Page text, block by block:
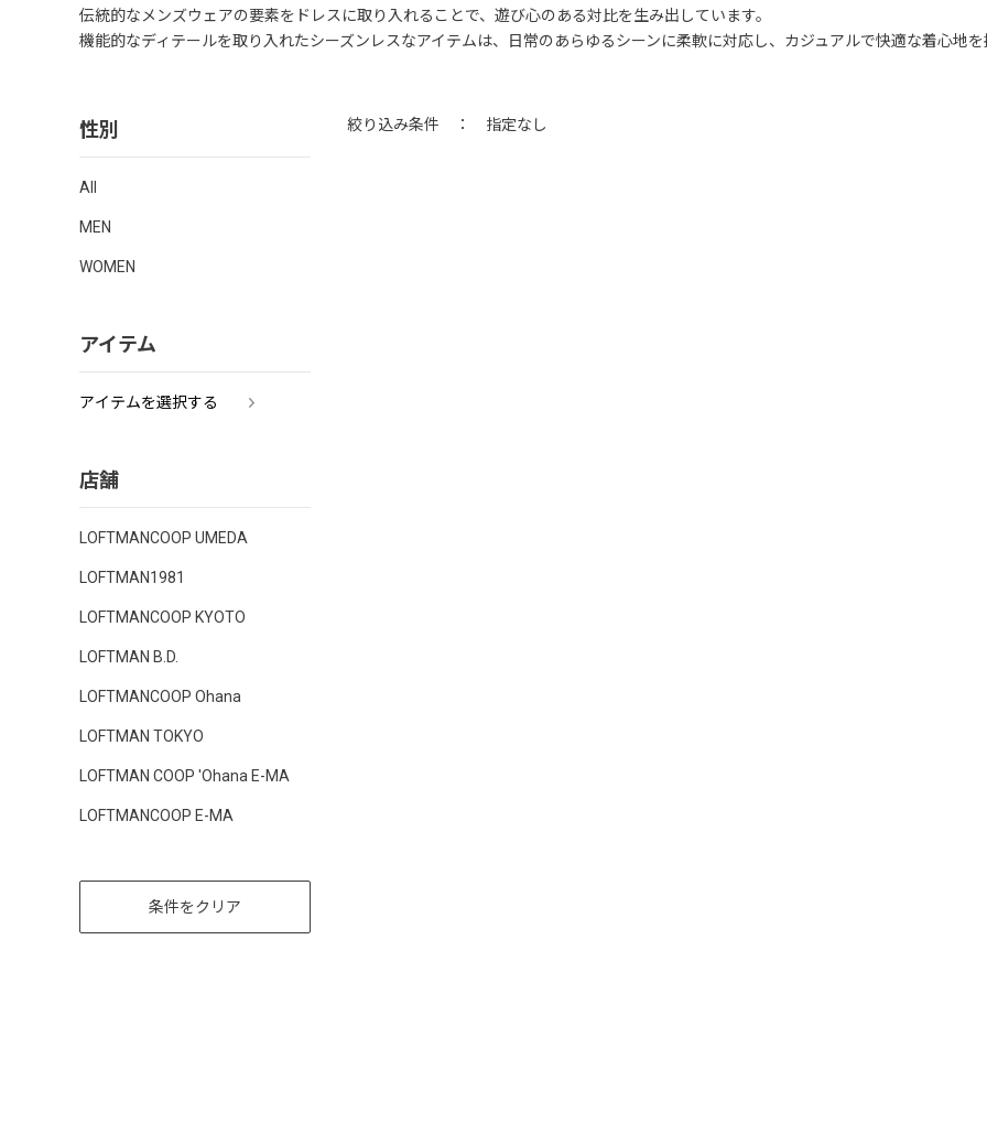
伝統的なメンズウェアの要素をドレスに取り入れることで、遊び心のある対比を生み出しています。
機能的なディテールを取り入れたシーズンレスなアイテムは、日常のあらゆるシーンに柔軟に対応し、カジュアルで快適な着心地を
性別
All
MEN
WOMEN
アイテム
アイテムを選択する
店舗
LOFTMANCOOP UMEDA
LOFTMAN1981
LOFTMANCOOP KYOTO
LOFTMAN B.D.
LOFTMANCOOP Ohana
LOFTMAN TOKYO
LOFTMAN COOP 'Ohana E-MA
LOFTMANCOOP E-MA
条件をクリア
絞り込み条件 ： 指定なし